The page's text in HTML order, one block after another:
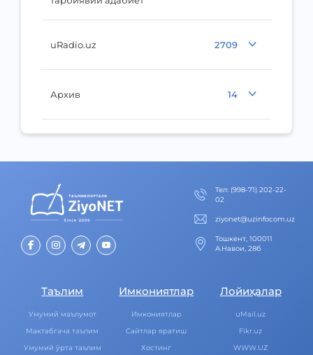
uRadio.uz 2709
Архив 14
Тел: (998-71) 202-22-
02
ziyonet@uzinfocom.uz
Тошкент, 100011
А.Навои, 28б
Таълим
Умумий маълумот
Мактабгача таълим
Умумий ўрта таълим
Имкониятлар
Имкониятлар
Cайтлар яратиш
Хостинг
Лойиҳалар
uMail.uz
Fikr.uz
WWW.UZ